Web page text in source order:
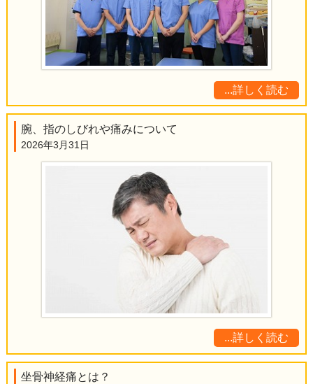
...詳しく読む
腕、指のしびれや痛みについて
2026年3月31日
...詳しく読む
坐骨神経痛とは？